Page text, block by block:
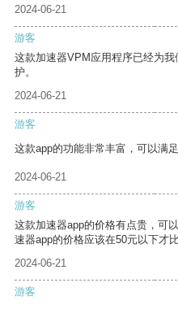
2024-06-21
游客
这款加速器VPM应用程序已经为
护。
2024-06-21
游客
这款app的功能非常丰富，可以满
2024-06-21
游客
这款加速器app的价格有点贵，可
速器app的价格应该在50元以下才比
2024-06-21
游客